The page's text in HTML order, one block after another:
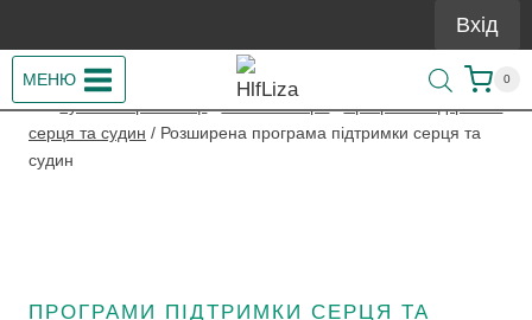
до
вмісту
Вхід
МЕНЮ 0
/ Купити Гербалайф / Готові набори / Програми підтримки
серця та судин / Розширена програма підтримки серця та
судин
ПРОГРАМИ ПІДТРИМКИ СЕРЦЯ ТА